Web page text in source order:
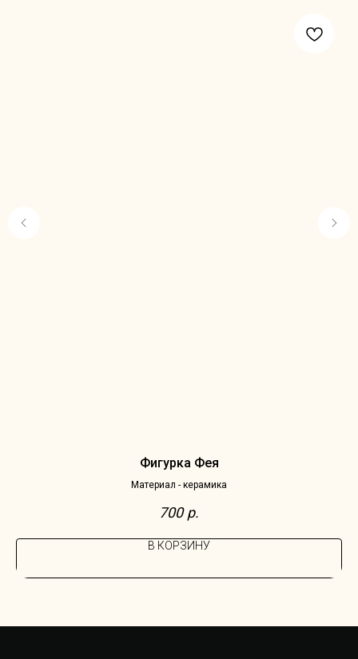
Фигурка Фея
Материал - керамика
700 р.
В КОРЗИНУ